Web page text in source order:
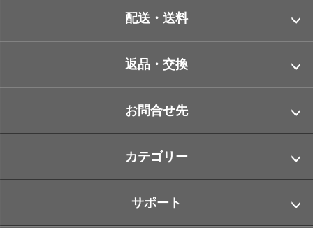
配送・送料
返品・交換
お問合せ先
カテゴリー
サポート